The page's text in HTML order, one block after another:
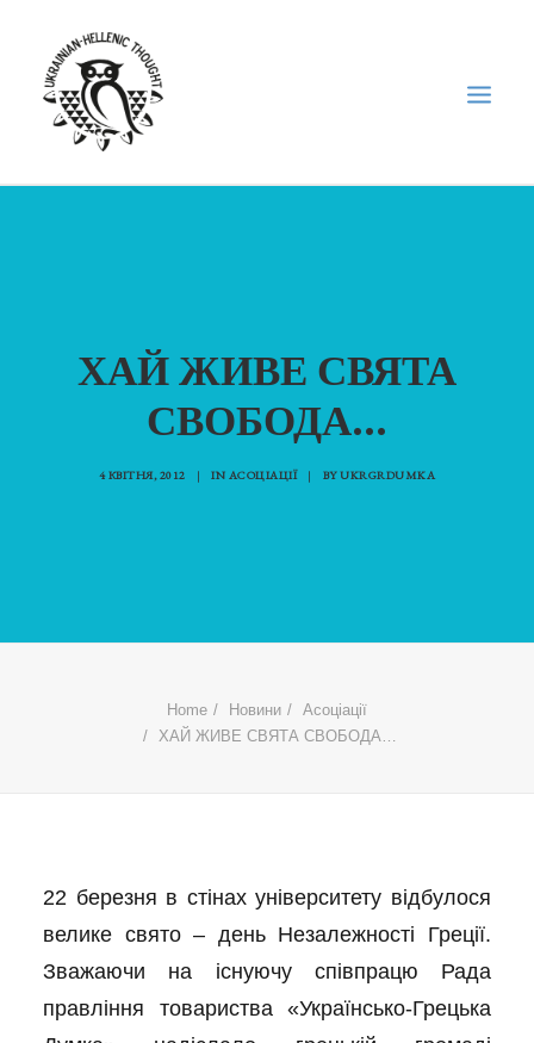
ФОРУМ УКРАЇНСЬКОЇ ДІАСПОРИ В ГРЕЦІЇ
“ВІСНИК”/”ΑΓΓΕΛΙΑΦΌΡΟΣ”
SEARCH
ХАЙ ЖИВЕ СВЯТА
СВОБОДА...
4 КВІТНЯ, 2012 | IN АСОЦІАЦІЇ | BYUKRGRDUMKA
Home Новини
Асоціації
ХАЙ ЖИВЕ СВЯТА СВОБОДА…
22 березня в стінах університету відбулося
велике свято – день Незалежності Греції.
Зважаючи на існуючу співпрацю Рада
правління товариства «Українсько-Грецька